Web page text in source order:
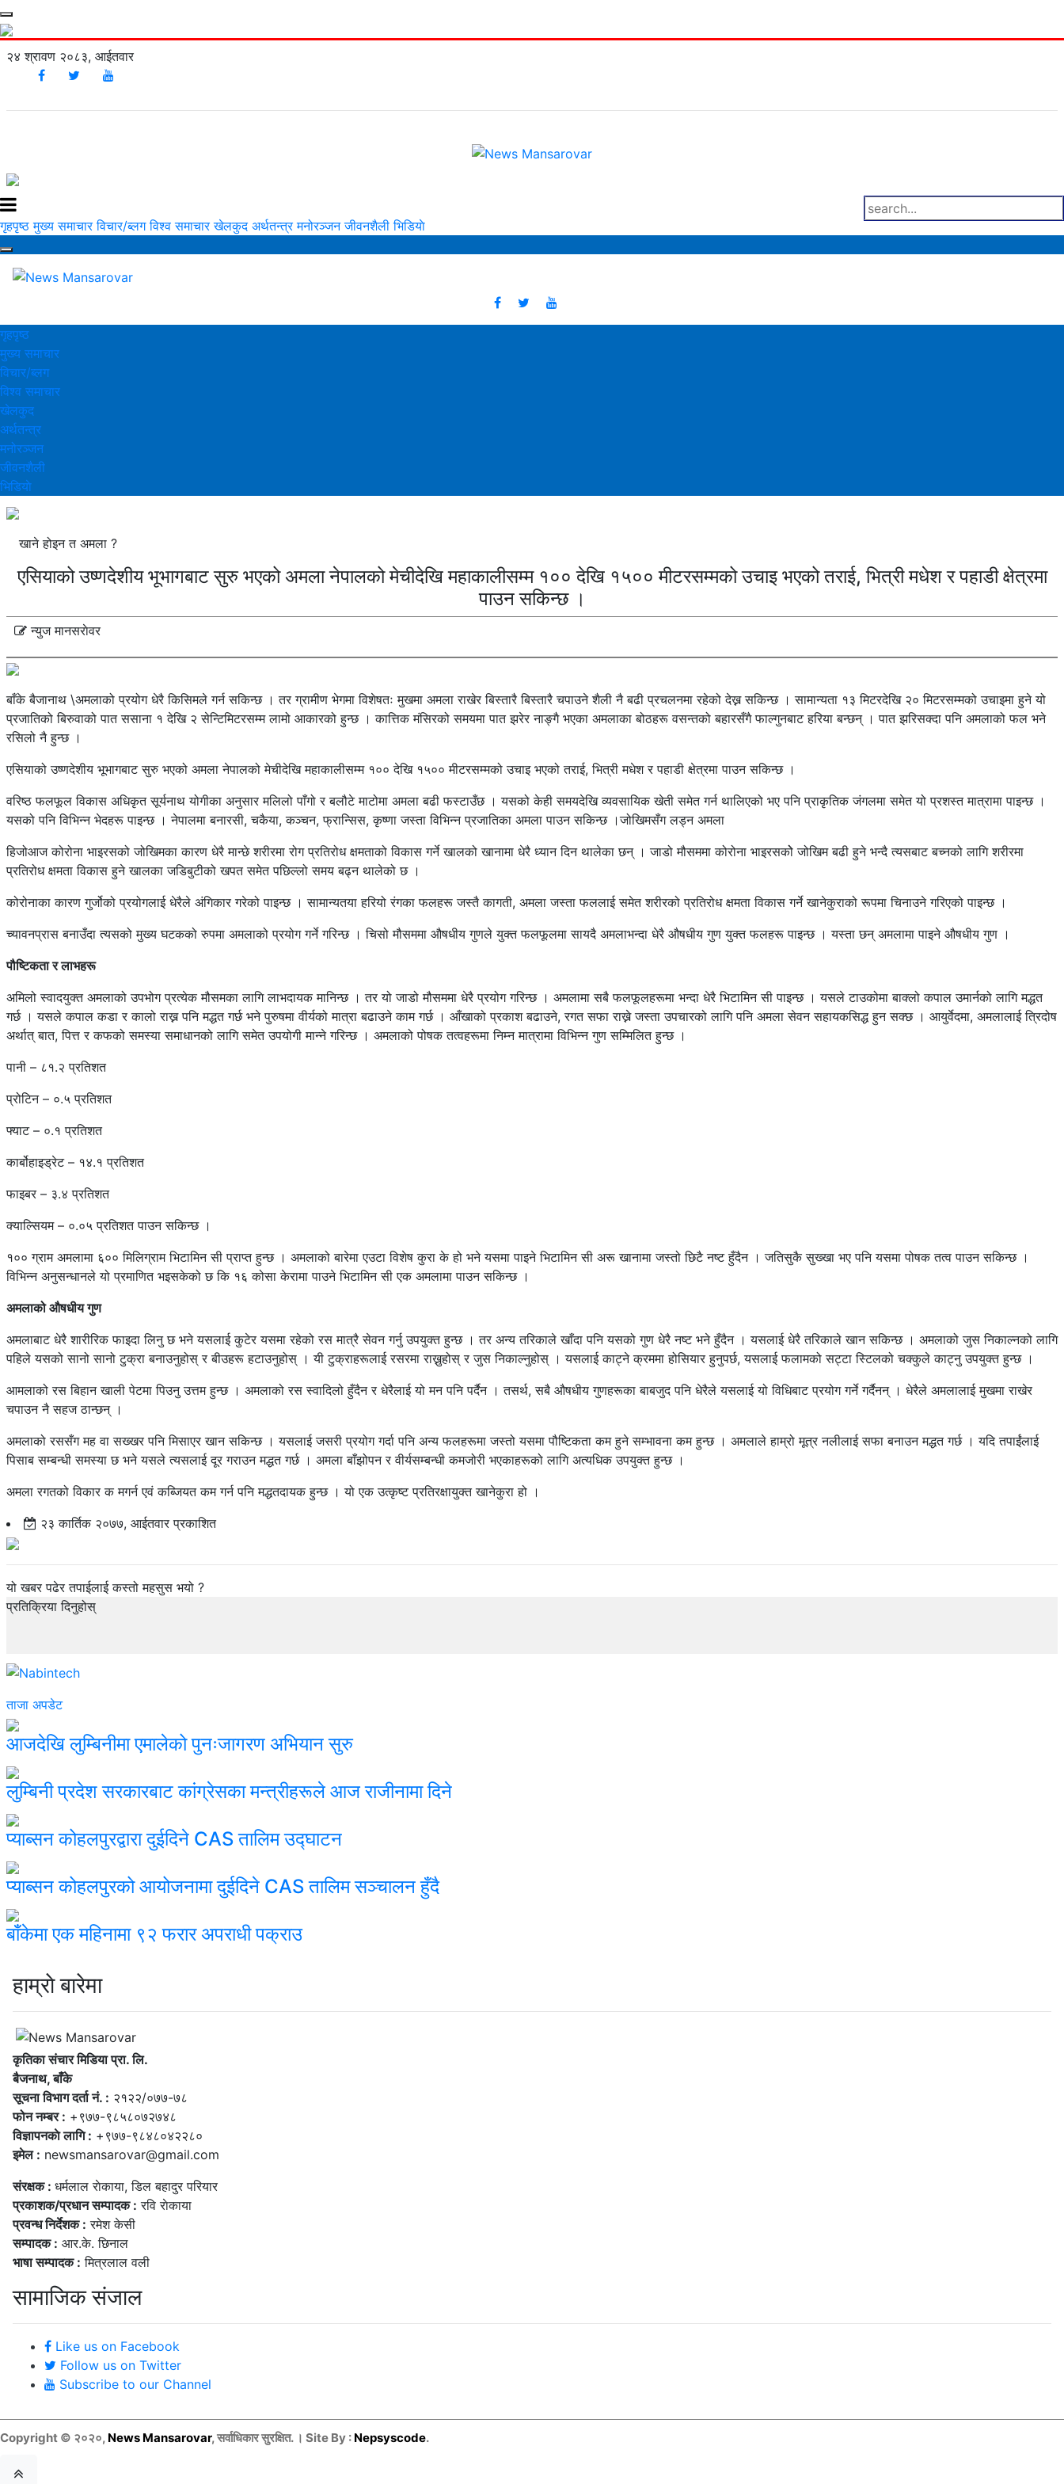
२४ श्रावण २०८३, आईतवार
गृहपृष्ठ मुख्य समाचार विचार/ब्लग विश्व समाचार खेलकुद अर्थतन्त्र मनोरञ्‍जन जीवनशैली भिडियाे
गृहपृष्ठ
मुख्य समाचार
विचार/ब्लग
विश्व समाचार
खेलकुद
अर्थतन्त्र
मनोरञ्‍जन
जीवनशैली
भिडियाे
खाने होइन त अमला ?
एसियाको उष्णदेशीय भूभागबाट सुरु भएको अमला नेपालको मेचीदेखि महाकालीसम्म १०० देखि १५०० मीटरसम्मको उचाइ भएको तराई, भित्री मधेश र पहाडी क्षेत्रमा
पाउन सकिन्छ ।
न्युज मानसराेवर
बाँके बैजानाथ \अमलाको प्रयोग धेरै किसिमले गर्न सकिन्छ । तर ग्रामीण भेगमा विशेषतः मुखमा अमला राखेर बिस्तारै बिस्तारै चपाउने शैली नै बढी प्रचलनमा रहेको देख्न सकिन्छ । सामान्यता १३ मिटरदेखि २० मिटरसम्मको उचाइमा हुने यो
प्रजातिको बिरुवाको पात ससाना १ देखि २ सेन्टिमिटरसम्म लामो आकारको हुन्छ । कात्तिक मंसिरको समयमा पात झरेर नाङ्गै भएका अमलाका बोठहरू वसन्तको बहारसँगै फाल्गुनबाट हरिया बन्छन् । पात झरिसक्दा पनि अमलाको फल भने
रसिलो नै हुन्छ ।
एसियाको उष्णदेशीय भूभागबाट सुरु भएको अमला नेपालको मेचीदेखि महाकालीसम्म १०० देखि १५०० मीटरसम्मको उचाइ भएको तराई, भित्री मधेश र पहाडी क्षेत्रमा पाउन सकिन्छ ।
वरिष्ठ फलफूल विकास अधिकृत सूर्यनाथ योगीका अनुसार मलिलो पाँगो र बलौटे माटोमा अमला बढी फस्टाउँछ । यसको केही समयदेखि व्यवसायिक खेती समेत गर्न थालिएको भए पनि प्राकृतिक जंगलमा समेत यो प्रशस्त मात्रामा पाइन्छ ।
यसको पनि विभिन्न भेदहरू पाइन्छ । नेपालमा बनारसी, चकैया, कञ्चन, फ्रान्सिस, कृष्णा जस्ता विभिन्न प्रजातिका अमला पाउन सकिन्छ ।जोखिमसँग लड्न अमला
हिजोआज कोरोना भाइरसको जोखिमका कारण धेरै मान्छे शरीरमा रोग प्रतिरोध क्षमताको विकास गर्ने खालको खानामा धेरै ध्यान दिन थालेका छन् । जाडो मौसममा कोरोना भाइरसकोे जोखिम बढी हुने भन्दै त्यसबाट बच्नको लागि शरीरमा
प्रतिरोध क्षमता विकास हुने खालका जडिबुटीको खपत समेत पछिल्लो समय बढ्न थालेको छ ।
कोरोनाका कारण गुर्जोको प्रयोगलाई धेरैले अंगिकार गरेको पाइन्छ । सामान्यतया हरियो रंगका फलहरू जस्तै कागती, अमला जस्ता फललाई समेत शरीरको प्रतिरोध क्षमता विकास गर्ने खानेकुराको रूपमा चिनाउने गरिएको पाइन्छ ।
च्यावनप्रास बनाउँदा त्यसको मुख्य घटकको रुपमा अमलाको प्रयोग गर्ने गरिन्छ । चिसो मौसममा औषधीय गुणले युक्त फलफूलमा सायदै अमलाभन्दा धेरै औषधीय गुण युक्त फलहरू पाइन्छ । यस्ता छन् अमलामा पाइने औषधीय गुण ।
पौष्टिकता र लाभहरू
अमिलो स्वादयुक्त अमलाको उपभोग प्रत्येक मौसमका लागि लाभदायक मानिन्छ । तर यो जाडो मौसममा धेरै प्रयोग गरिन्छ । अमलामा सबै फलफूलहरूमा भन्दा धेरै भिटामिन सी पाइन्छ । यसले टाउकोमा बाक्लो कपाल उमार्नको लागि मद्धत
गर्छ । यसले कपाल कडा र कालो राख्न पनि मद्धत गर्छ भने पुरुषमा वीर्यको मात्रा बढाउने काम गर्छ । आँखाको प्रकाश बढाउने, रगत सफा राख्ने जस्ता उपचारको लागि पनि अमला सेवन सहायकसिद्ध हुन सक्छ । आयुर्वेदमा, अमलालाई त्रिदोष
अर्थात् बात, पित्त र कफको समस्या समाधानको लागि समेत उपयोगी मान्ने गरिन्छ । अमलाको पोषक तत्वहरूमा निम्न मात्रामा विभिन्न गुण सम्मिलित हुन्छ ।
पानी – ८१.२ प्रतिशत
प्रोटिन – ०.५ प्रतिशत
फ्याट – ०.१ प्रतिशत
कार्बोहाइड्रेट – १४.१ प्रतिशत
फाइबर – ३.४ प्रतिशत
क्याल्सियम – ०.०५ प्रतिशत पाउन सकिन्छ ।
१०० ग्राम अमलामा ६०० मिलिग्राम भिटामिन सी प्राप्त हुन्छ । अमलाको बारेमा एउटा विशेष कुरा के हो भने यसमा पाइने भिटामिन सी अरू खानामा जस्तो छिटै नष्ट हुँदैन । जतिसुकै सुख्खा भए पनि यसमा पोषक तत्व पाउन सकिन्छ ।
विभिन्न अनुसन्धानले यो प्रमाणित भइसकेको छ कि १६ कोसा केरामा पाउने भिटामिन सी एक अमलामा पाउन सकिन्छ ।
अमलाको औषधीय गुण
अमलाबाट धेरै शारीरिक फाइदा लिनु छ भने यसलाई कुटेर यसमा रहेको रस मात्रै सेवन गर्नु उपयुक्त हुन्छ । तर अन्य तरिकाले खाँदा पनि यसको गुण धेरै नष्ट भने हुँदैन । यसलाई धेरै तरिकाले खान सकिन्छ । अमलाको जुस निकाल्नको लागि
पहिले यसको सानो सानो टुक्रा बनाउनुहोस् र बीउहरू हटाउनुहोस् । यी टुक्राहरूलाई रसरमा राख्नुहोस् र जुस निकाल्नुहोस् । यसलाई काट्ने क्रममा होसियार हुनुपर्छ, यसलाई फलामको सट्टा स्टिलको चक्कुले काट्नु उपयुक्त हुन्छ ।
आमलाको रस बिहान खाली पेटमा पिउनु उत्तम हुन्छ । अमलाको रस स्वादिलो हुँदैन र धेरैलाई यो मन पनि पर्दैन । तसर्थ, सबै औषधीय गुणहरूका बाबजुद पनि धेरैले यसलाई यो विधिबाट प्रयोग गर्ने गर्दैनन् । धेरैले अमलालाई मुखमा राखेर
चपाउन नै सहज ठान्छन् ।
अमलाको रससँग मह वा सख्खर पनि मिसाएर खान सकिन्छ । यसलाई जसरी प्रयोग गर्दा पनि अन्य फलहरूमा जस्तो यसमा पौष्टिकता कम हुने सम्भावना कम हुन्छ । अमलाले हाम्रो मूत्र नलीलाई सफा बनाउन मद्धत गर्छ । यदि तपाईंलाई
पिसाब सम्बन्धी समस्या छ भने यसले त्यसलाई दूर गराउन मद्धत गर्छ । अमला बाँझोपन र वीर्यसम्बन्धी कमजोरी भएकाहरूको लागि अत्यधिक उपयुक्त हुन्छ ।
अमला रगतको विकार क मगर्न एवं कब्जियत कम गर्न पनि मद्धतदायक हुन्छ । यो एक उत्कृष्ट प्रतिरक्षायुक्त खानेकुरा हो ।
२३ कार्तिक २०७७, आईतवार प्रकाशित
यो खबर पढेर तपाईलाई कस्तो महसुस भयो ?
प्रतिक्रिया दिनुहोस्
ताजा अपडेट
आजदेखि लुम्बिनीमा एमालेको पुनःजागरण अभियान सुरु
लुम्बिनी प्रदेश सरकारबाट कांग्रेसका मन्त्रीहरूले आज राजीनामा दिने
प्याब्सन कोहलपुरद्वारा दुईदिने CAS तालिम उद्घाटन
प्याब्सन कोहलपुरको आयोजनामा दुईदिने CAS तालिम सञ्चालन हुँदै
बाँकेमा एक महिनामा ९२ फरार अपराधी पक्राउ
हाम्राे बारेमा
कृतिका संचार मिडिया प्रा. लि.
बैजनाथ, बाँके
सूचना विभाग दर्ता नं. : २१२२/०७७-७८
फोन नम्बर : +९७७-९८५८०७२७४८
विज्ञापनकाे लागि : +९७७-९८४८०४२२८०
इमेल : newsmansarovar@gmail.com
संरक्षक : धर्मलाल राेकाया, डिल बहादुर परियार
प्रकाशक/प्रधान सम्पादक : रवि राेकाया
प्रवन्ध निर्देशक : रमेश केसी
सम्पादक : आर.के. छिनाल
भाषा सम्पादक : मित्रलाल वली
सामाजिक संजाल
Like us on Facebook
Follow us on Twitter
Subscribe to our Channel
Copyright © २०२०, News Mansarovar, सर्वाधिकार सुरक्षित. । Site By : Nepsyscode.